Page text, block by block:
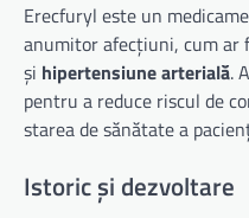
Erecfuryl este un
anumitor afecțiuni, cum ar
și hipertensiune arterială.
pentru a reduce riscul de
starea de sănătate a
Istoric și dezvoltare